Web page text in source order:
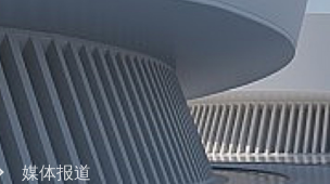
媒体报道